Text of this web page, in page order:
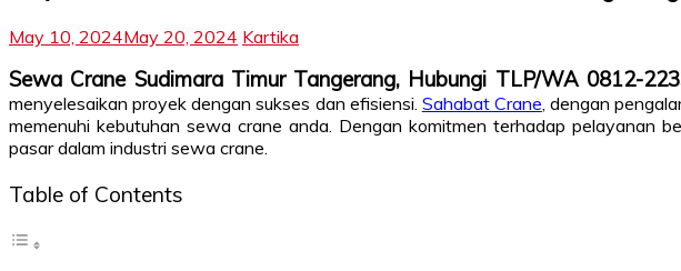
May 10, 2024May 20, 2024 Kartika
Sewa Crane Sudimara Timur Tangerang, Hubungi TLP/WA 0812-
menyelesaikan proyek dengan sukses dan efisiensi. Sahabat Crane, dengan
memenuhi kebutuhan sewa crane anda. Dengan komitmen terhadap pelayanan
pasar dalam industri sewa crane.
Table of Contents